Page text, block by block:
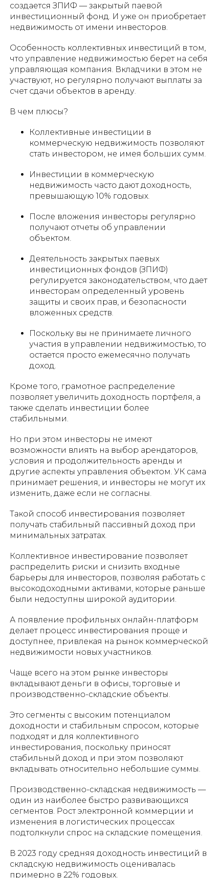
создается ЗПИФ — закрытый паевой
инвестиционный фонд. И уже он приобретает
недвижимость от имени инвесторов.
Особенность коллективных инвестиций в том,
что управление недвижимостью берет на себя
управляющая компания. Вкладчики в этом не
участвуют, но регулярно получают выплаты за
счет сдачи объектов в аренду.
В чем плюсы?
Коллективные инвестиции в
коммерческую недвижимость позволяют
стать инвестором, не имея больших сумм.
Инвестиции в коммерческую
недвижимость часто дают доходность,
превышающую 10% годовых.
После вложения инвесторы регулярно
получают отчеты об управлении
объектом.
Деятельность закрытых паевых
инвестиционных фондов (ЗПИФ)
регулируется законодательством, что дает
инвесторам определенный уровень
защиты и своих прав, и безопасности
вложенных средств.
Поскольку вы не принимаете личного
участия в управлении недвижимостью, то
остается просто ежемесячно получать
доход.
Кроме того, грамотное распределение
позволяет увеличить доходность портфеля, а
также сделать инвестиции более
стабильными.
Но при этом инвесторы не имеют
возможности влиять на выбор арендаторов,
условия и продолжительность аренды и
другие аспекты управления объектом. УК сама
принимает решения, и инвесторы не могут их
изменить, даже если не согласны.
Такой способ инвестирования позволяет
получать стабильный пассивный доход при
минимальных затратах.
Коллективное инвестирование позволяет
распределить риски и снизить входные
барьеры для инвесторов, позволяя работать с
высокодоходными активами, которые раньше
были недоступны широкой аудитории.
А появление профильных онлайн-платформ
делает процесс инвестирования проще и
доступнее, привлекая на рынок коммерческой
недвижимости новых участников.
Чаще всего на этом рынке инвесторы
вкладывают деньги в офисы, торговые и
производственно-складские объекты.
Это сегменты с высоким потенциалом
доходности и стабильным спросом, которые
подходят и для коллективного
инвестирования, поскольку приносят
стабильный доход и при этом позволяют
вкладывать относительно небольшие суммы.
Производственно-складская недвижимость —
один из наиболее быстро развивающихся
сегментов. Рост электронной коммерции и
изменения в логистических процессах
подтолкнули спрос на складские помещения.
В 2023 году средняя доходность инвестиций в
складскую недвижимость оценивалась
примерно в 22% годовых.